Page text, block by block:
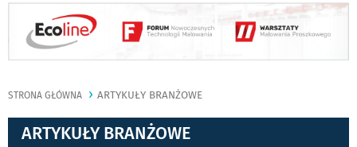
STRONA GŁÓWNA ARTYKUŁY BRANŻOWE
ARTYKUŁY BRANŻOWE